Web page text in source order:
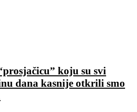
koju su svi
dana kasnije otkrili smo